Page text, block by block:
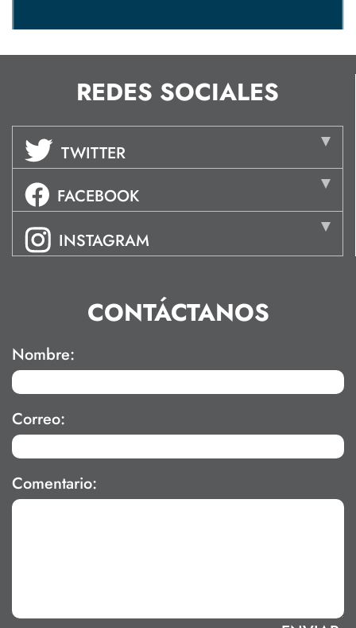
REDES SOCIALES
TWITTER
FACEBOOK
INSTAGRAM
CONTÁCTANOS
Nombre:
Correo:
Comentario: